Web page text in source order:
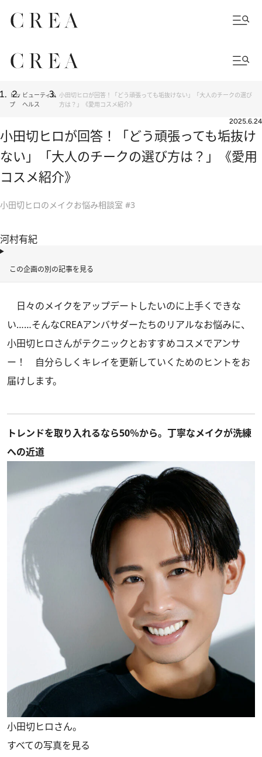
トッ
プ
ビューティ＆
ヘルス
小田切ヒロが回答！「どう頑張っても垢抜けない」「大人のチークの選び
方は？」《愛用コスメ紹介》
2025.6.24
小田切ヒロが回答！「どう頑張っても垢抜け
ない」「大人のチークの選び方は？」《愛用
コスメ紹介》
小田切ヒロのメイクお悩み相談室 #3
河村有紀
この企画の別の記事を見る
日々のメイクをアップデートしたいのに上手くできな
い……そんなCREAアンバサダーたちのリアルなお悩みに、
小田切ヒロさんがテクニックとおすすめコスメでアンサ
ー！ 自分らしくキレイを更新していくためのヒントをお
届けします。
トレンドを取り入れるなら50％から。丁寧なメイクが洗練
への近道
小田切ヒロさん。
すべての写真を見る